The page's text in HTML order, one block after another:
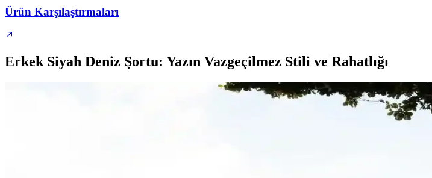
Ürün Karşılaştırmaları
Erkek Siyah Deniz Şortu: Yazın Vazgeçilmez Stili ve Rahatlığı